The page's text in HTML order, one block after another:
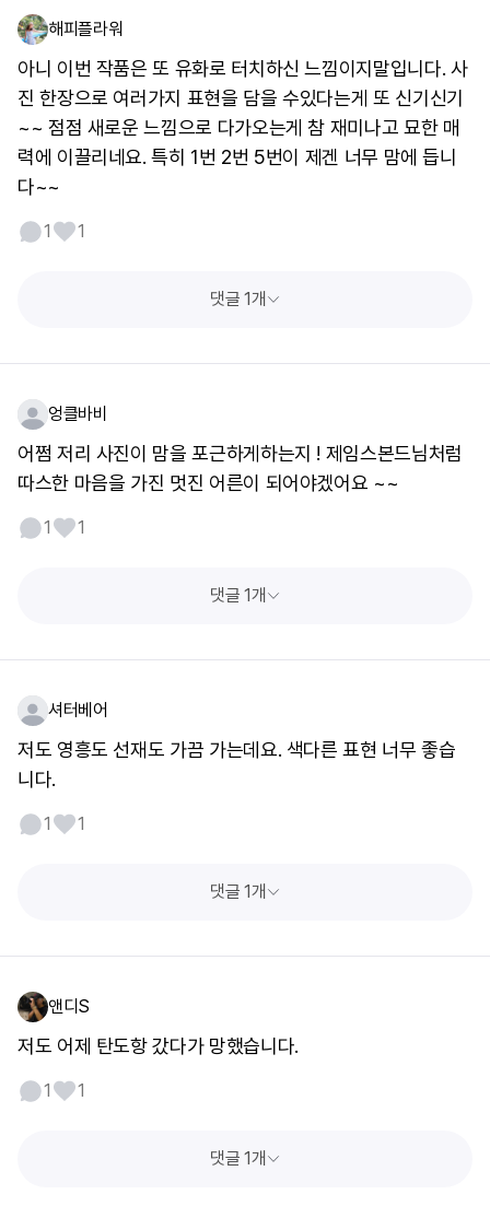
해피플라워
아니 이번 작품은 또 유화로 터치하신 느낌이지말입니다. 사
진 한장으로 여러가지 표현을 담을 수있다는게 또 신기신기
~~ 점점 새로운 느낌으로 다가오는게 참 재미나고 묘한 매
력에 이끌리네요. 특히 1번 2번 5번이 제겐 너무 맘에 듭니
다~~
1 1
댓글 1개
엉클바비
어쩜 저리 사진이 맘을 포근하게하는지 ! 제임스본드님처럼
따스한 마음을 가진 멋진 어른이 되어야겠어요 ~~
1 1
댓글 1개
셔터베어
저도 영흥도 선재도 가끔 가는데요. 색다른 표현 너무 좋습
니다.
1 1
댓글 1개
앤디S
저도 어제 탄도항 갔다가 망했습니다.
1 1
댓글 1개